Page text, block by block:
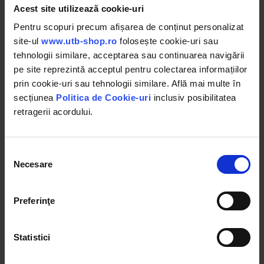
Acest site utilizează cookie-uri
Pentru scopuri precum afișarea de conținut personalizat
site-ul www.utb-shop.ro folosește cookie-uri sau
tehnologii similare, acceptarea sau continuarea navigării
pe site reprezintă acceptul pentru colectarea informațiilor
prin cookie-uri sau tehnologii similare. Află mai multe în
secțiunea Politica de Cookie-uri inclusiv posibilitatea
retragerii acordului.
consimțământului
Necesare
Preferinţe
Statistici
Sprinter 3-T Camion cu platforma/Sasiu (W906) (Anul de
Sprinter 3.5-T Bus/VAN (W906) (Anul de construcție 06.2006 -
95 - 258 CP, benzina, Benzina/Autogaz (GPL), Benzina/Gaz
metan (GNC), motor diesel)
Sprinter 3.5-T Camion cu platforma/Sasiu (W906) (Anul de
construcție 06.2006 - 88 - 258 CP, benzina, Benzina/Autogaz
CP, motor diesel)
Sprinter 3.5-t Van (907, 910) (Anul de construcție 02.2018 - 143 -
190 CP, motor diesel)
Sprinter 3.5-t Tourer (907) (Anul de construcție 02.2018 - 143 CP,
motor diesel)